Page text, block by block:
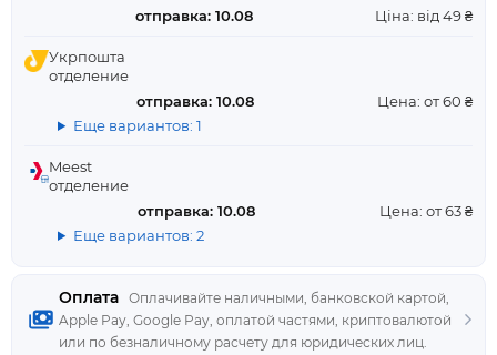
Оплата Оплачивайте наличными, банковской картой,
Apple Pay, Google Pay, оплатой частями, криптовалютой
или по безналичному расчету для юридических лиц.
отправка: 10.08
Ціна: від 49 ₴
Укрпошта
отделение
отправка: 10.08
Цена: от 60 ₴
Еще вариантов: 1
Meest
отделение
отправка: 10.08
Цена: от 63 ₴
Еще вариантов: 2